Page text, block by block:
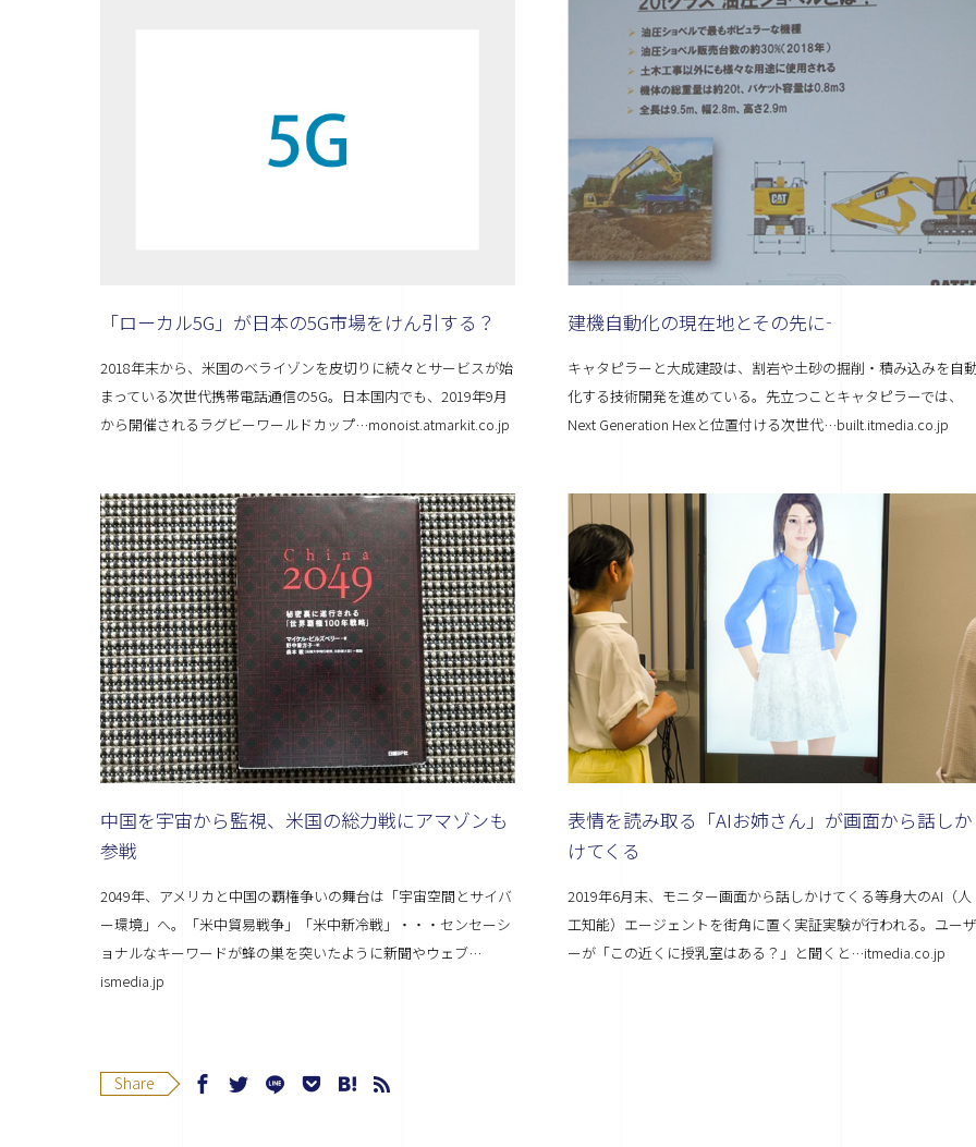
「ローカル5G」が日本の5G市場をけん引する？
2018年末から、米国のベライゾンを皮切りに続々とサービスが始
まっている次世代携帯電話通信の5G。日本国内でも、2019年9月
から開催されるラグビーワールドカップ…monoist.atmarkit.co.jp
建機自動化の現在地とその先に――
キャタピラーと大成建設は、割岩や土砂の掘削・積み込みを自
化する技術開発を進めている。先立つことキャタピラーでは、
Next Generation Hexと位置付ける次世代…built.itmedia.co.jp
中国を宇宙から監視、米国の総力戦にアマゾンも
参戦
2049年、アメリカと中国の覇権争いの舞台は「宇宙空間とサイバ
ー環境」へ。「米中貿易戦争」「米中新冷戦」・・・センセーシ
ョナルなキーワードが蜂の巣を突いたように新聞やウェブ…
ismedia.jp
表情を読み取る「AIお姉さん」が画面から話しか
けてくる
2019年6月末、モニター画面から話しかけてくる等身大のAI（人
工知能）エージェントを街角に置く実証実験が行われる。ユー
ーが「この近くに授乳室はある？」と聞くと…itmedia.co.jp
Share